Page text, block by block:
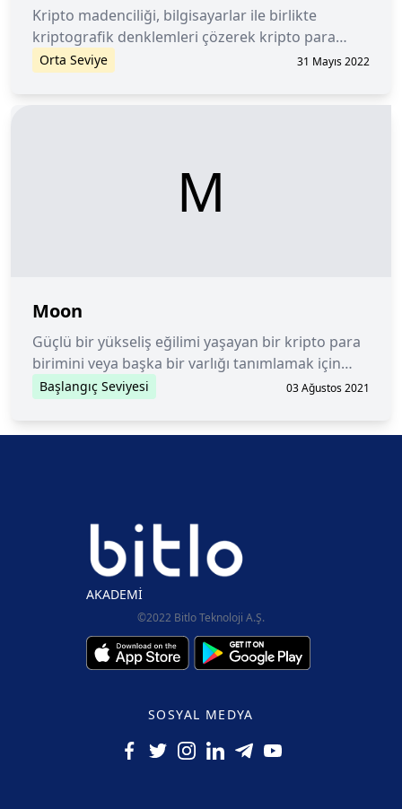
Kripto madenciliği, bilgisayarlar ile birlikte
kriptografik denklemleri çözerek kripto para
kazanmak anlamına gelir.
Orta Seviye 31 Mayıs 2022
M
Moon
Güçlü bir yükseliş eğilimi yaşayan bir kripto para
birimini veya başka bir varlığı tanımlamak için
kullanılan konuşma diline özgü bir ifade.
Başlangıç Seviyesi 03 Ağustos 2021
AKADEMİ
©2022 Bitlo Teknoloji A.Ş.
SOSYAL MEDYA